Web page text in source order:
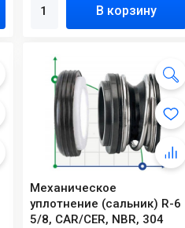
В корзину
Механическое
уплотнение (сальник) R-6
5/8, CAR/CER, NBR, 304